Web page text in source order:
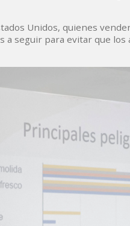
Unidos, quienes
seguir para evitar que